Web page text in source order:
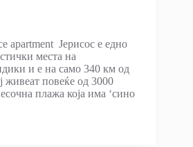
apartment Јерисос е едно
места на
и е на само 340 км од
живеат повеќе од 3000
плажа која има ‘сино